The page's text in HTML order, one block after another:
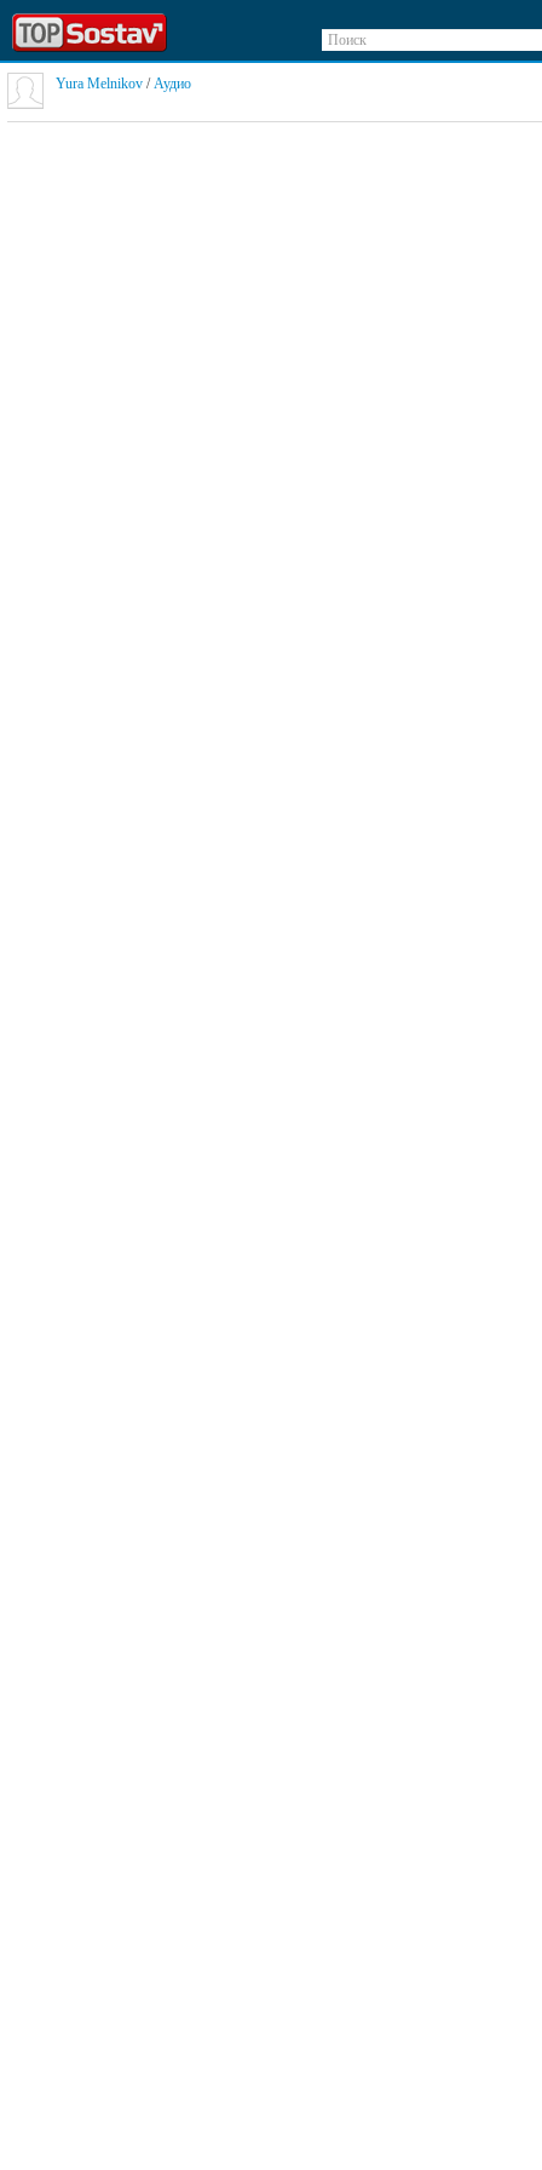
Поиск
Yura Melnikov /Аудио